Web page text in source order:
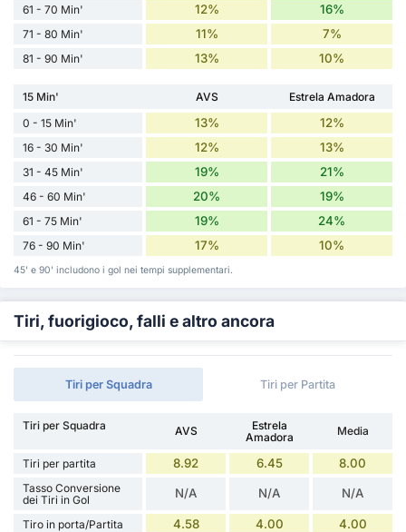
61 - 70 Min' 12% 16%
71 - 80 Min' 11% 7%
81 - 90 Min' 13% 10%
15 Min' AVS
Estrela Amadora
0 - 15 Min'
13% 12%
16 - 30 Min' 12% 13%
31 - 45 Min' 19% 21%
46 - 60 Min' 20% 19%
61 - 75 Min' 19% 24%
76 - 90 Min' 17% 10%
45' e 90' includono i gol nei tempi supplementari.
Tiri, fuorigioco, falli e altro ancora
Tiri per Squadra Tiri per Partita
Tiri per Squadra AVS
Estrela
Amadora
Media
Tiri per partita 8.92 6.45 8.00
Tasso Conversione
dei Tiri in Gol
N/A N/A N/A
Tiro in porta/Partita 4.58 4.00 4.00